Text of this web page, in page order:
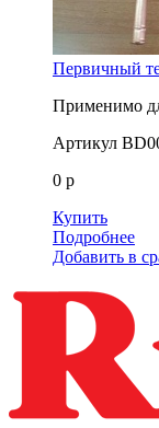
Первичный
Применимо
Артикул
0 р
Купить
Подробнее
Добавить в